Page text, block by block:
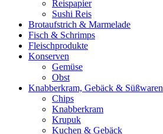
Reispapier
Sushi Reis
Brotaufstrich & Marmelade
Fisch & Schrimps
Fleischprodukte
Konserven
Gemüse
Obst
Knabberkram, Gebäck & Süßwaren
Chips
Knabberkram
Krupuk
Kuchen & Gebäck